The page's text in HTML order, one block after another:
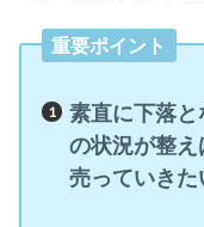
重要ポイント
素直に下落
の状況が整
売っていきた